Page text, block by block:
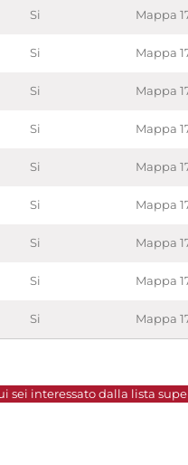
Si Mappa
Si Mappa
Si Mappa
Si Mappa
Si Mappa
Si Mappa
Si Mappa
Si Mappa
Si Mappa
sei interessato dalla lista